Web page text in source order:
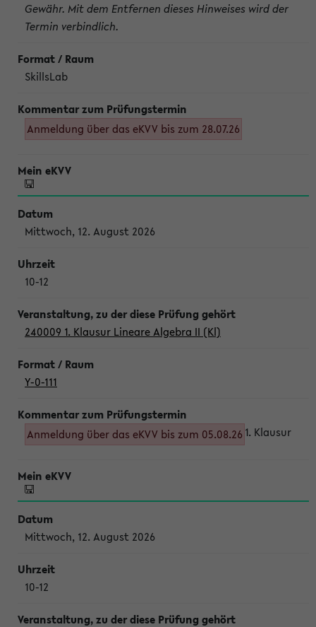
Gewähr. Mit dem Entfernen dieses Hinweises wird der
Termin verbindlich.
SkillsLab
Anmeldung über das eKVV bis zum 28.07.26
Mittwoch, 12. August 2026
10-12
240009 1. Klausur Lineare Algebra II (Kl)
Y-0-111
Anmeldung über das eKVV bis zum 05.08.26 1. Klausur
Mittwoch, 12. August 2026
10-12